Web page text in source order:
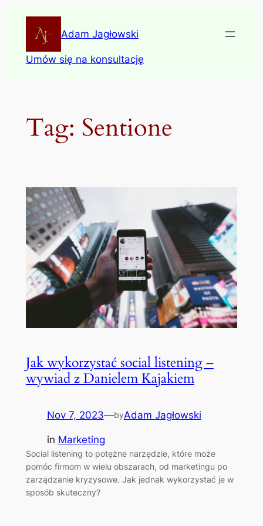
content
Adam Jagłowski
Umów się na konsultację
Tag: Sentione
Jak wykorzystać social listening –
wywiad z Danielem Kajakiem
Nov 7, 2023—byAdam Jagłowski
in Marketing
Social listening to potężne narzędzie, które może
pomóc firmom w wielu obszarach, od marketingu po
zarządzanie kryzysowe. Jak jednak wykorzystać je w
sposób skuteczny?